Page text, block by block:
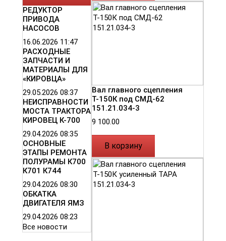
РЕДУКТОР
ПРИВОДА
НАСОСОВ
16.06.2026 11:47
РАСХОДНЫЕ
ЗАПЧАСТИ И
МАТЕРИАЛЫ ДЛЯ
«КИРОВЦА»
29.05.2026 08:37
НЕИСПРАВНОСТИ
МОСТА ТРАКТОРА
КИРОВЕЦ К-700
29.04.2026 08:35
ОСНОВНЫЕ
ЭТАПЫ РЕМОНТА
ПОЛУРАМЫ К700
К701 К744
29.04.2026 08:30
ОБКАТКА
ДВИГАТЕЛЯ ЯМЗ
29.04.2026 08:23
Все новости
Вал главного сцепления
Т-150К под СМД-62
151.21.034-3
9 100.00
В корзину